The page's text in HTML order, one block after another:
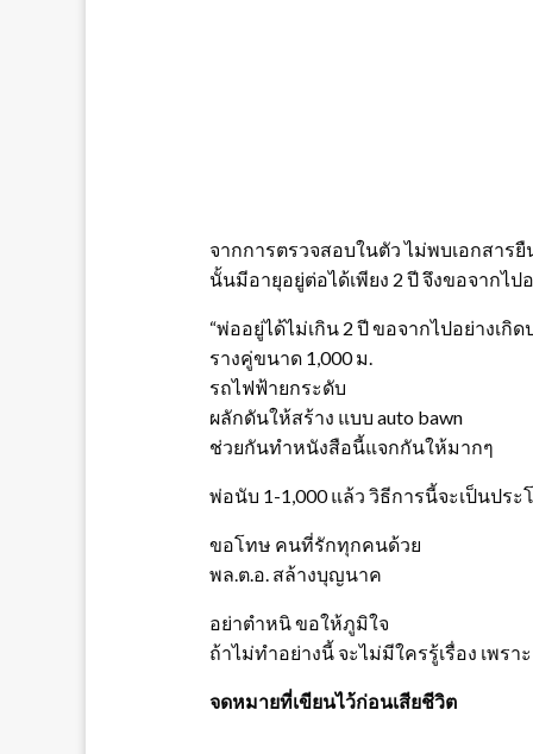
จากการตรวจสอบในตัว ไม่พบเอกสาร
นั้นมีอายุอยู่ต่อได้เพียง 2 ปี จึงขอจากไป
“พ่ออยู่ได้ไม่เกิน 2 ปี ขอจากไปอย่างเ
รางคู่ขนาด 1,000 ม.
รถไฟฟ้ายกระดับ
ผลักดันให้สร้าง แบบ auto bawn
ช่วยกันทำหนังสือนี้แจกกันให้มากๆ
พ่อนับ 1-1,000 แล้ว วิธีการนี้จะเป็นประ
ขอโทษ คนที่รักทุกคนด้วย
พล.ต.อ. สล้างบุญนาค
อย่าตำหนิ ขอให้ภูมิใจ
ถ้าไม่ทำอย่างนี้ จะไม่มีใครรู้เรื่อง เพร
จดหมายที่เขียนไว้ก่อนเสียชีวิต